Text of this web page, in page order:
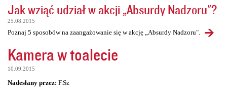
Jak wziąć udział w akcji „Absurdy Nadzoru"?
25.08.2015
Poznaj 5 sposobów na zaangażowanie się w akcję „Absurdy Nadzoru".
Kamera w toalecie
10.09.2015
Nadesłany przez: F.Sz